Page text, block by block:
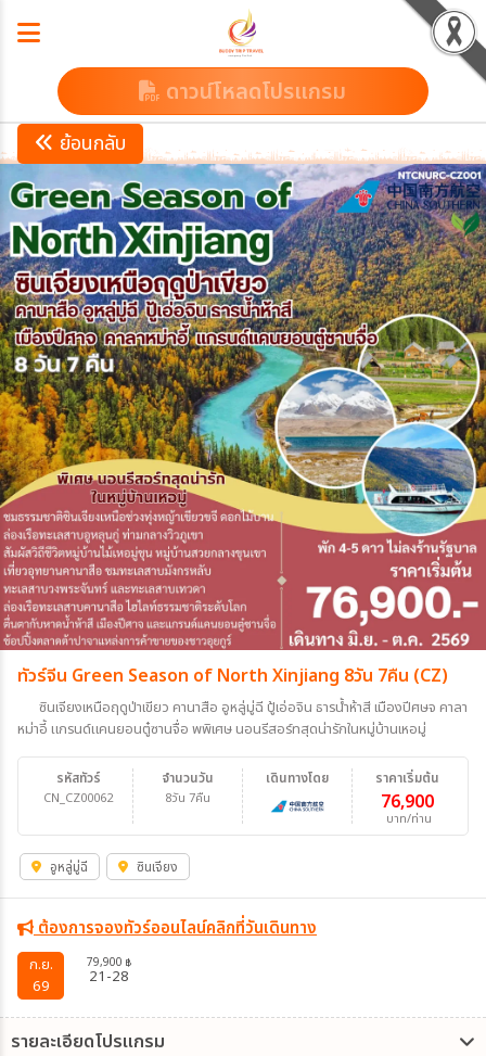
ดาวน์โหลดโปรแกรม
ย้อนกลับ
ทัวร์จีน Green Season of North Xinjiang 8วัน 7คืน (CZ)
ซินเจียงเหนือฤดูป่าเขียว คานาสือ อูหลู่มู่ฉี ปู้เอ่อจิน ธารน้ำห้าสี เมืองปีศษจ คาลา
หม่าอี้ แกรนด์แคนยอนตู๋ซานจื่อ พพิเศษ นอนรีสอร์ทสุดน่ารักในหมู่บ้านเหอมู่
รหัสทัวร์
CN_CZ00062
จำนวนวัน
8วัน 7คืน
ราคาเริ่มต้น
76,900
บาท/ท่าน
เดินทางโดย
อูหลู่มู่ฉี ซินเจียง
ต้องการจองทัวร์ออนไลน์คลิกที่วันเดินทาง
ก.ย.
69
79,900 ฿
21-28
รายละเอียดโปรแกรม